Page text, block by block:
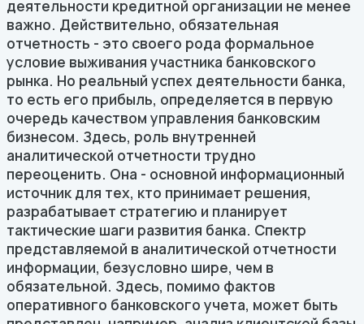
деятельности кредитной организации не менее
важно. Действительно, обязательная
отчетность - это своего рода формальное
условие выживания участника банковского
рынка. Но реальный успех деятельности банка,
то есть его прибыль, определяется в первую
очередь качеством управления банковским
бизнесом. Здесь, роль внутренней
аналитической отчетности трудно
переоценить. Она - основной информационный
источник для тех, кто принимает решения,
разрабатывает стратегию и планирует
тактические шаги развития банка. Спектр
представляемой в аналитической отчетности
информации, безусловно шире, чем в
обязательной. Здесь, помимо фактов
оперативного банковского учета, может быть